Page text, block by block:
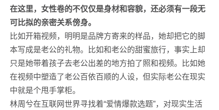
在这里，女性卷的不仅仅是身材和容貌，还必须有一段无
可比拟的亲密关系傍身。
比如开箱视频，明明是品牌方寄来的样品，她却把它的脚
本写成是老公的礼物。比如和老公的甜蜜旅行，事实上却
只是她带着孩子去老公出差的地方拍了照和视频。比如她
在视频中塑造了老公百依百顺的人设，但实际老公在现实
中就是个甩手掌柜。
林周兮在互联网世界寻找着“爱情爆款选题”，对现实生活